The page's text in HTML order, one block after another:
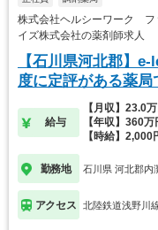
株式会社ヘルシーワーク フ
イズ株式会社の薬剤師求人
【石川県河北郡】
度に定評がある薬局
給与
【月収】23.0
【年収】360
【時給】2,000
勤務地 石川県 河北郡内
アクセス 北陸鉄道浅野川